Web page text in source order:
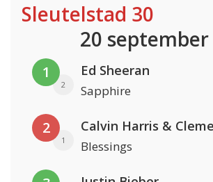
Sleutelstad 30
20 september
1
2
Ed Sheeran
Sapphire
2
1 Blessings